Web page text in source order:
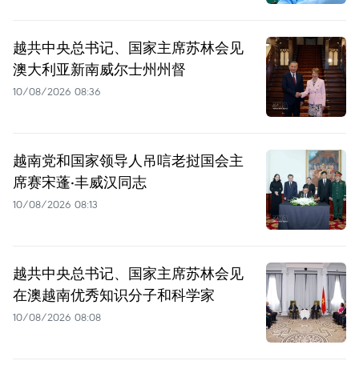
越共中央总书记、国家主席苏林会见
澳大利亚新南威尔士州州督
10/08/2026 08:36
越南党和国家领导人吊唁老挝国会主
席赛宋蓬·丰威汉同志
10/08/2026 08:13
越共中央总书记、国家主席苏林会见
在澳越南优秀知识分子和科学家
10/08/2026 08:08